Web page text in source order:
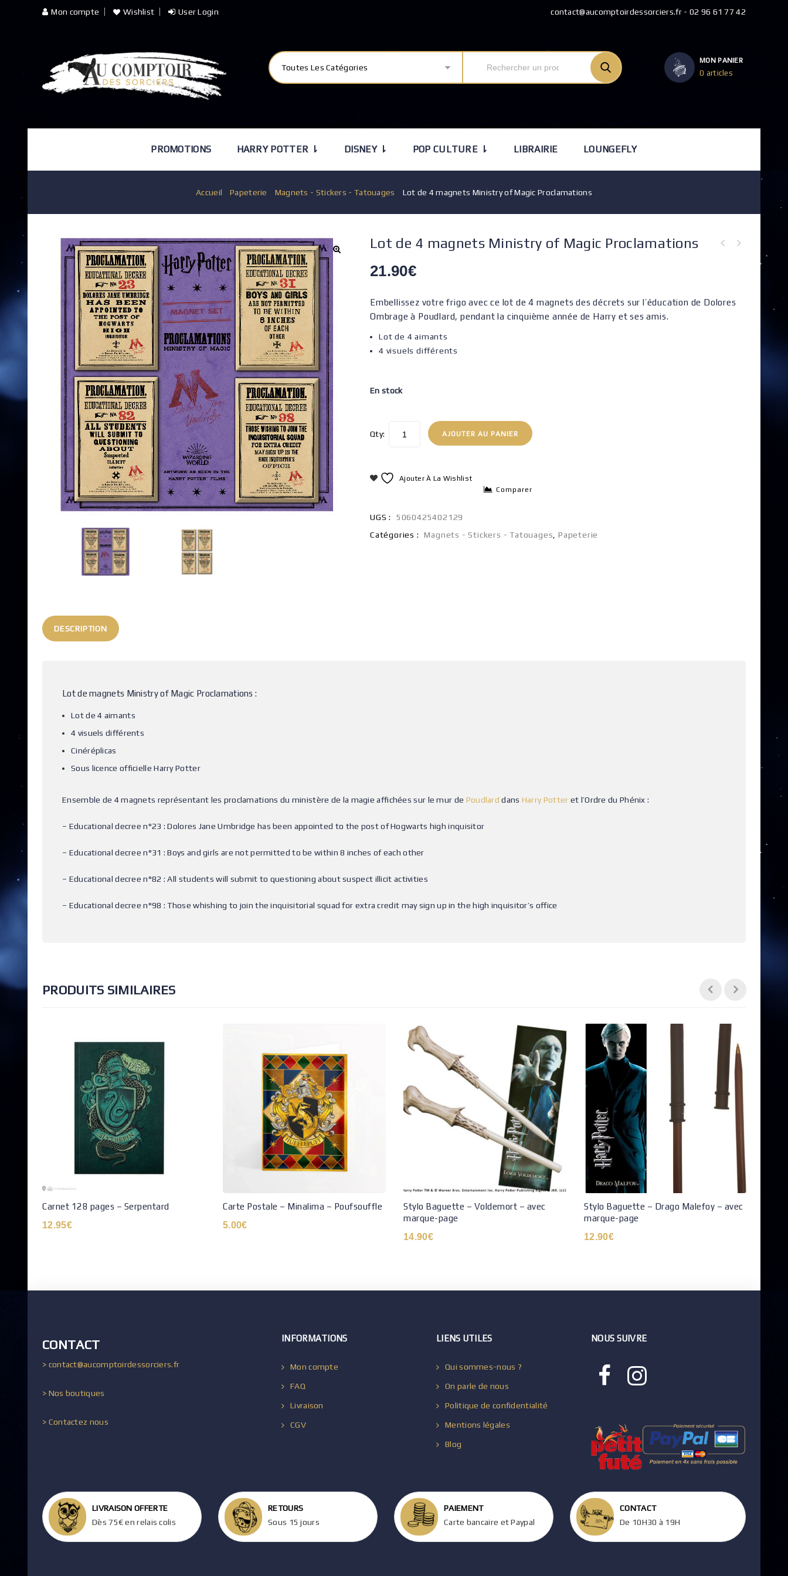
Mon compte Wishlist User Login contact@aucomptoirdessorciers.fr - 02 96 61 77 42
Toutes Les Catégories
MON PANIER
0 articles
PROMOTIONS HARRY POTTER ⇂ DISNEY ⇂ POP CULTURE ⇂ LIBRAIRIE LOUNGEFLY
Accueil /Papeterie Magnets - Stickers - Tatouages Lot de 4 magnets Ministry of Magic Proclamations
Lot de 4 magnets Ministry of Magic Proclamations
21.90€
Embellissez votre frigo avec ce lot de 4 magnets des décrets sur l’éducation de Dolores
Ombrage à Poudlard, pendant la cinquième année de Harry et ses amis.
Lot de 4 aimants
4 visuels différents
En stock
Qty: AJOUTER AU PANIER
Ajouter À La Wishlist
Comparer
UGS :
5060425402129
Catégories :
Magnets - Stickers - Tatouages ,Papeterie
DESCRIPTION
Lot de magnets Ministry of Magic Proclamations :
Lot de 4 aimants
4 visuels différents
Cinéréplicas
Sous licence officielle Harry Potter
Ensemble de 4 magnets représentant les proclamations du ministère de la magie affichées sur le mur de Poudlard dans Harry Potter et l’Ordre du Phénix :
– Educational decree n°23 : Dolores Jane Umbridge has been appointed to the post of Hogwarts high inquisitor
– Educational decree n°31 : Boys and girls are not permitted to be within 8 inches of each other
– Educational decree n°82 : All students will submit to questioning about suspect illicit activities
– Educational decree n°98 : Those whishing to join the inquisitorial squad for extra credit may sign up in the high inquisitor’s office
PRODUITS SIMILAIRES
Carnet 128 pages – Serpentard
12.95€
Carte Postale – Minalima – Poufsouffle
5.00€
Stylo Baguette – Voldemort – avec
marque-page
14.90€
Stylo Baguette – Drago Malefoy – avec
marque-page
12.90€
CONTACT
> contact@aucomptoirdessorciers.fr
> Nos boutiques
> Contactez nous
INFORMATIONS
Mon compte
FAQ
Livraison
CGV
LIENS UTILES
Qui sommes-nous ?
On parle de nous
Politique de confidentialité
Mentions légales
Blog
NOUS SUIVRE
LIVRAISON OFFERTE
Dès 75€ en relais colis
RETOURS
Sous 15 jours
PAIEMENT
Carte bancaire et Paypal
CONTACT
De 10H30 à 19H